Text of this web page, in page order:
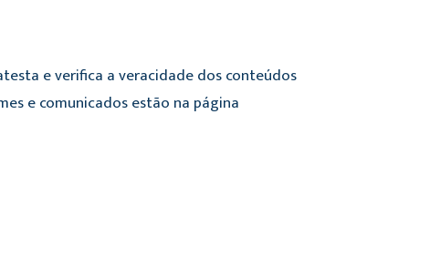
e verifica a veracidade dos conteúdos
e comunicados estão na página